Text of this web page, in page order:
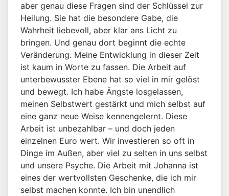
aber genau diese Fragen sind der Schlüssel zur
Heilung. Sie hat die besondere Gabe, die
Wahrheit liebevoll, aber klar ans Licht zu
bringen. Und genau dort beginnt die echte
Veränderung. Meine Entwicklung in dieser Zeit
ist kaum in Worte zu fassen. Die Arbeit auf
unterbewusster Ebene hat so viel in mir gelöst
und bewegt. Ich habe Ängste losgelassen,
meinen Selbstwert gestärkt und mich selbst auf
eine ganz neue Weise kennengelernt. Diese
Arbeit ist unbezahlbar – und doch jeden
einzelnen Euro wert. Wir investieren so oft in
Dinge im Außen, aber viel zu selten in uns selbst
und unsere Psyche. Die Arbeit mit Johanna ist
eines der wertvollsten Geschenke, die ich mir
selbst machen konnte. Ich bin unendlich